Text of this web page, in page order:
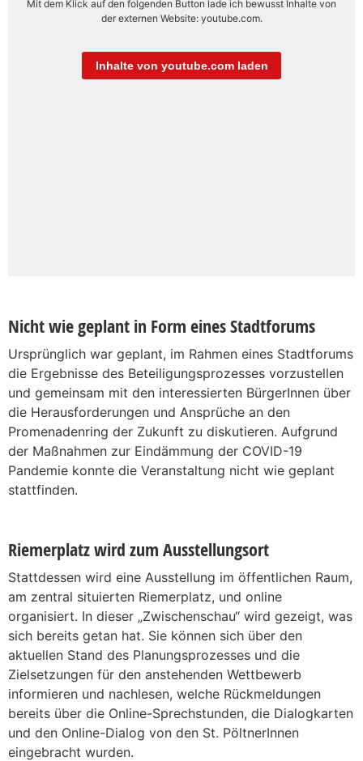
Mit dem Klick auf den folgenden Button lade ich bewusst Inhalte von
der externen Website: youtube.com.
Inhalte von youtube.com laden
Nicht wie geplant in Form eines Stadtforums
Ursprünglich war geplant, im Rahmen eines Stadtforums
die Ergebnisse des Beteiligungsprozesses vorzustellen
und gemeinsam mit den interessierten BürgerInnen über
die Herausforderungen und Ansprüche an den
Promenadenring der Zukunft zu diskutieren. Aufgrund
der Maßnahmen zur Eindämmung der COVID-19
Pandemie konnte die Veranstaltung nicht wie geplant
stattfinden.
Riemerplatz wird zum Ausstellungsort
Stattdessen wird eine Ausstellung im öffentlichen Raum,
am zentral situierten Riemerplatz, und online
organisiert. In dieser „Zwischenschau“ wird gezeigt, was
sich bereits getan hat. Sie können sich über den
aktuellen Stand des Planungsprozesses und die
Zielsetzungen für den anstehenden Wettbewerb
informieren und nachlesen, welche Rückmeldungen
bereits über die Online-Sprechstunden, die Dialogkarten
und den Online-Dialog von den St. PöltnerInnen
eingebracht wurden.